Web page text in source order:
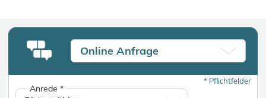
Online Anfrage
*Pflichtfelder
Anrede*